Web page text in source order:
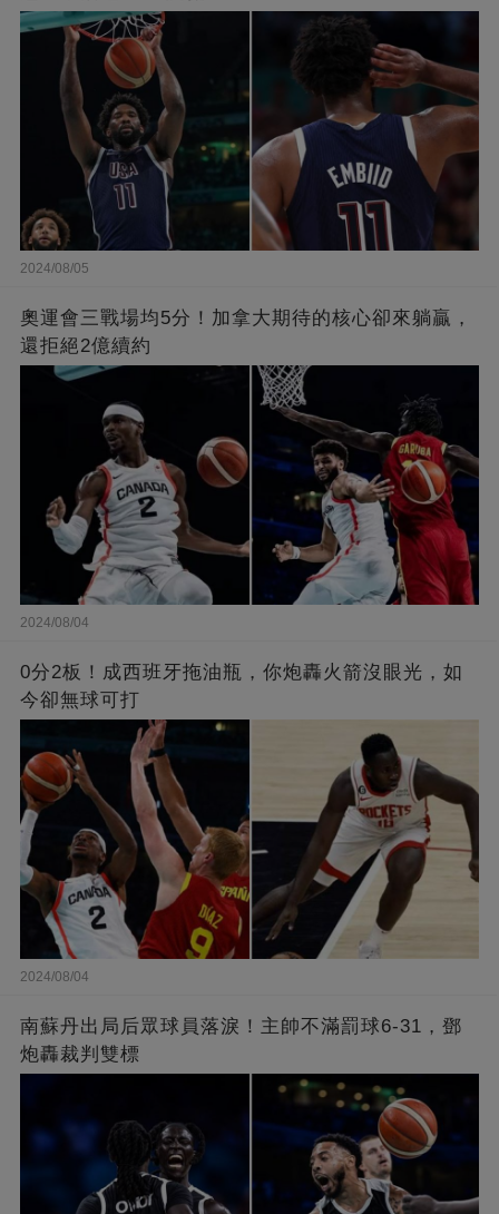
2024/08/05
奧運會三戰場均5分！加拿大期待的核心卻來躺贏，
還拒絕2億續約
2024/08/04
0分2板！成西班牙拖油瓶，你炮轟火箭沒眼光，如
今卻無球可打
2024/08/04
南蘇丹出局后眾球員落淚！主帥不滿罰球6-31，鄧
炮轟裁判雙標